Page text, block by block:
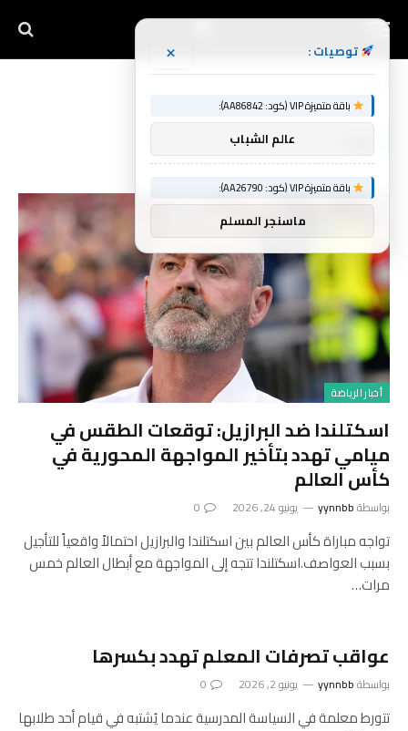
أخبار الرياضة
اسكتلندا ضد البرازيل: توقعات الطقس في
ميامي تهدد بتأخير المواجهة المحورية في
كأس العالم
بواسطةyynnbb يونيو 24, 2026 0
تواجه مباراة كأس العالم بين اسكتلندا والبرازيل احتمالاً واقعياً للتأجيل
بسبب العواصف.اسكتلندا تتجه إلى المواجهة مع أبطال العالم خمس
مرات…
عواقب تصرفات المعلم تهدد بكسرها
بواسطةyynnbb يونيو 2, 2026 0
تتورط معلمة في السياسة المدرسية عندما يُشتبه في قيام أحد طلابها
توصيات : ×
باقة متميزة VIP (كود: AA86842):
عالم الشباب
باقة متميزة VIP (كود: AA26790):
ماسنجر المسلم